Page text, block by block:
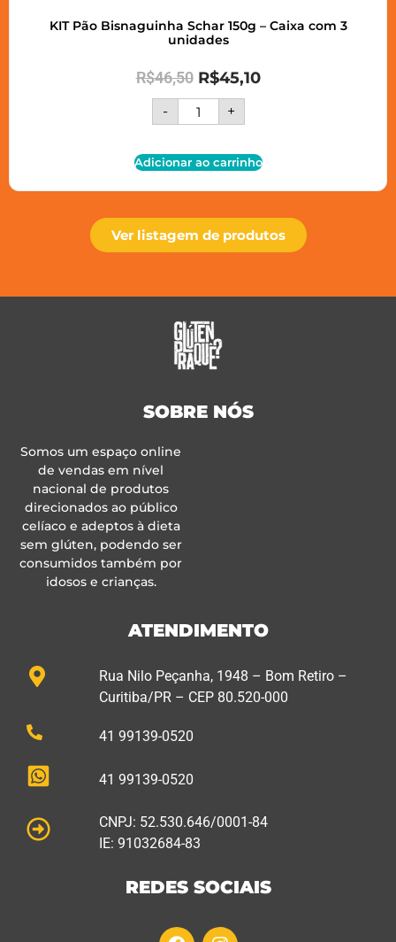
KIT Pão Bisnaguinha Schar 150g – Caixa com 3
unidades
R$46,50 R$45,10
- +
Adicionar ao carrinho
Ver listagem de produtos
SOBRE NÓS
Somos um espaço online
de vendas em nível
nacional de produtos
direcionados ao público
celíaco e adeptos à dieta
sem glúten, podendo ser
consumidos também por
idosos e crianças.
ATENDIMENTO
Rua Nilo Peçanha, 1948 – Bom Retiro –
Curitiba/PR – CEP 80.520-000
41 99139-0520
41 99139-0520
CNPJ: 52.530.646/0001-84
IE: 91032684-83
REDES SOCIAIS